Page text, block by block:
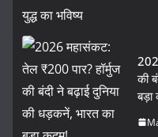
की